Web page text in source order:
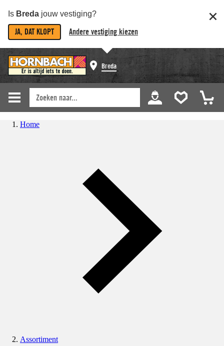
Is Breda jouw vestiging?
JA, DAT KLOPT Andere vestiging kiezen
Breda
Home
Assortiment